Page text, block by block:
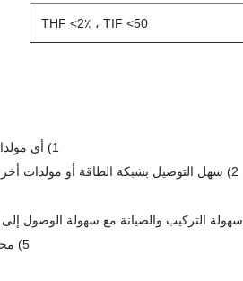
THF <2٪ ، TIF <50
1) أي مولدات مغناطيسية دائمة توفر إثارة ثابتة في جميع المناسبات.
2) سهل التوصيل بشبكة الطاقة أو مولدات أخرى.تتحقق اللفات القياسية 2/3 من تيار خط الوسط الزائد.
5) مجموعة واسعة من محول شفة وقرص اقتران محمل واحد